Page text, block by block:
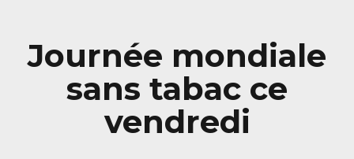
Journée mondiale
sans tabac ce
vendredi